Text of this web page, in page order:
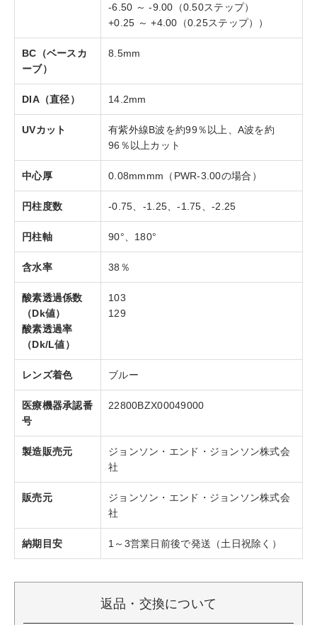
-6.50 ～ -9.00（0.50ステップ）
+0.25 ～ +4.00（0.25ステップ））
BC（ベースカ
ーブ）
8.5mm
DIA（直径） 14.2mm
UVカット
有紫外線B波を約99％以上、A波を約
96％以上カット
中心厚 0.08mmmm（PWR-3.00の場合）
円柱度数 -0.75、-1.25、-1.75、-2.25
円柱軸 90°、180°
含水率 38％
酸素透過係数
（Dk値）
酸素透過率
（Dk/L値）
103
129
レンズ着色 ブルー
医療機器承認番
号
22800BZX00049000
製造販売元
ジョンソン・エンド・ジョンソン株式会
社
販売元
ジョンソン・エンド・ジョンソン株式会
社
納期目安 1～3営業日前後で発送（土日祝除く）
返品・交換について